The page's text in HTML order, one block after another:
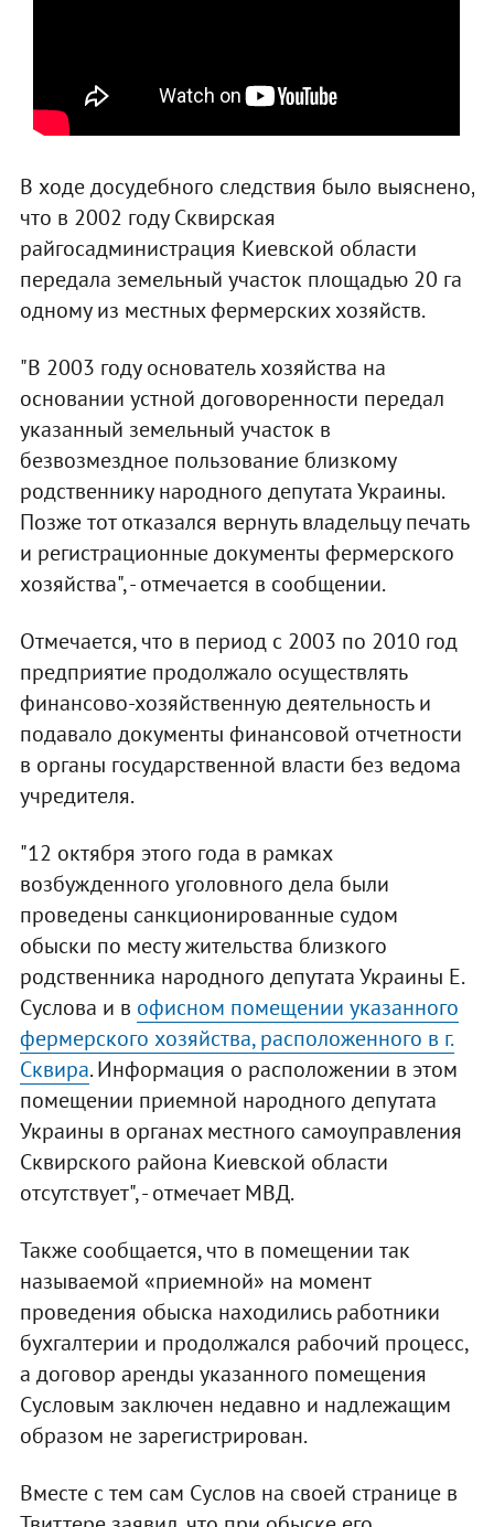
В ходе досудебного следствия было выяснено,
что в 2002 году Сквирская
райгосадминистрация Киевской области
передала земельный участок площадью 20 га
одному из местных фермерских хозяйств.
"В 2003 году основатель хозяйства на
основании устной договоренности передал
указанный земельный участок в
безвозмездное пользование близкому
родственнику народного депутата Украины.
Позже тот отказался вернуть владельцу печать
и регистрационные документы фермерского
хозяйства", - отмечается в сообщении.
Отмечается, что в период с 2003 по 2010 год
предприятие продолжало осуществлять
финансово-хозяйственную деятельность и
подавало документы финансовой отчетности
в органы государственной власти без ведома
учредителя.
"12 октября этого года в рамках
возбужденного уголовного дела были
проведены санкционированные судом
обыски по месту жительства близкого
родственника народного депутата Украины Е.
Суслова и в офисном помещении указанного
фермерского хозяйства, расположенного в г.
Сквира. Информация о расположении в этом
помещении приемной народного депутата
Украины в органах местного самоуправления
Сквирского района Киевской области
отсутствует", - отмечает МВД.
Также сообщается, что в помещении так
называемой «приемной» на момент
проведения обыска находились работники
бухгалтерии и продолжался рабочий процесс,
а договор аренды указанного помещения
Сусловым заключен недавно и надлежащим
образом не зарегистрирован.
Вместе с тем сам Суслов на своей странице в